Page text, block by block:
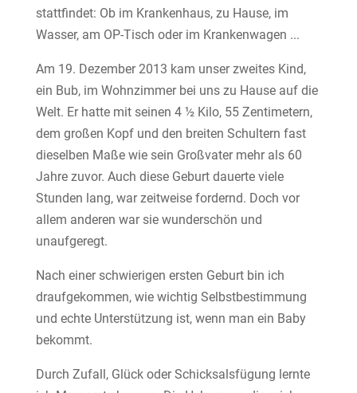
stattfindet: Ob im Krankenhaus, zu Hause, im
Wasser, am OP-Tisch oder im Krankenwagen ...
Am 19. Dezember 2013 kam unser zweites Kind,
ein Bub, im Wohnzimmer bei uns zu Hause auf die
Welt. Er hatte mit seinen 4 ½ Kilo, 55 Zentimetern,
dem großen Kopf und den breiten Schultern fast
dieselben Maße wie sein Großvater mehr als 60
Jahre zuvor. Auch diese Geburt dauerte viele
Stunden lang, war zeitweise fordernd. Doch vor
allem anderen war sie wunderschön und
unaufgeregt.
Nach einer schwierigen ersten Geburt bin ich
draufgekommen, wie wichtig Selbstbestimmung
und echte Unterstützung ist, wenn man ein Baby
bekommt.
Durch Zufall, Glück oder Schicksalsfügung lernte